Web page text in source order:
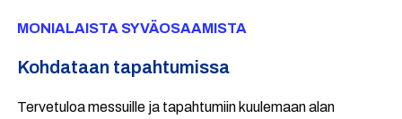
MONIALAISTA SYVÄOSAAMISTA
Kohdataan tapahtumissa
Tervetuloa messuille ja tapahtumiin kuulemaan alan